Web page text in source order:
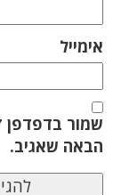
אימייל
שמור בדפדפן
הבאה שאגיב.